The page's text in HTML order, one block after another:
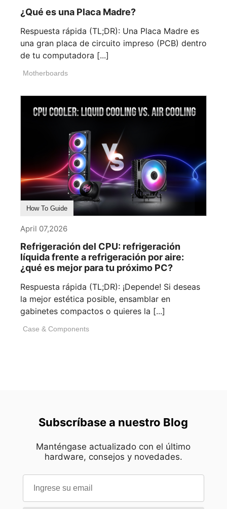
¿Qué es una Placa Madre?
Respuesta rápida (TL;DR): Una Placa Madre es
una gran placa de circuito impreso (PCB) dentro
de tu computadora [...]
Motherboards
How To Guide
April 07,2026
Refrigeración del CPU: refrigeración
líquida frente a refrigeración por aire:
¿qué es mejor para tu próximo PC?
Respuesta rápida (TL;DR): ¡Depende! Si deseas
la mejor estética posible, ensamblar en
gabinetes compactos o quieres la [...]
Case & Components
Subscríbase a nuestro Blog
Manténgase actualizado con el último
hardware, consejos y novedades.